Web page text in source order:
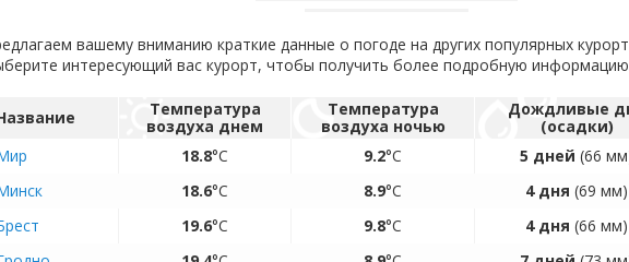
вашему вниманию краткие данные о погоде на других популярных
интересующий вас курорт, чтобы получить более подробную
Температура
воздуха днем
Температура
воздуха ночью
Дождливые
(осадки)
18.8°C 9.2°C 5 дней (66
18.6°C 8.9°C 4 дня (69 мм)
19.6°C 9.8°C 4 дня (66 мм)